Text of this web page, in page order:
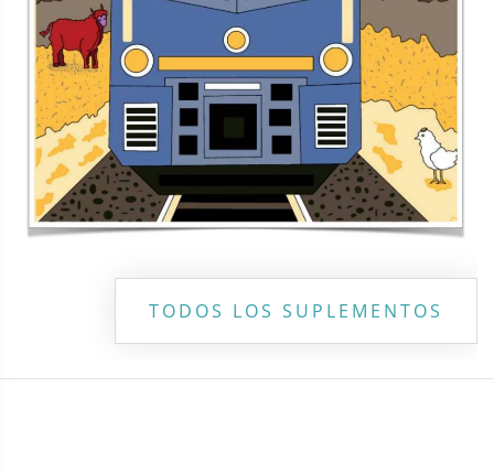
Copyright ©2026 Todos los derechos reservados | La Jornada
Maya